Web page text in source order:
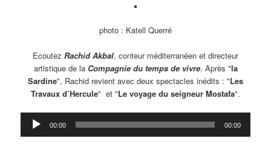
photo : Katell Querré
Ecoutez Rachid Akbal, conteur méditerranéen et directeur
artistique de la Compagnie du temps de vivre. Après "la
Sardine", Rachid revient avec deux spectacles inédits : "Les
Travaux d’Hercule" et "Le voyage du seigneur Mostafa".
Lecteur
audio
00:00 00:00